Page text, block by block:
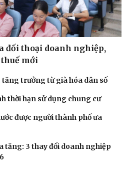
Câu chuyện thời sự
Đọc truyện đêm khuya
đối thoại doanh nghiệp,
mới
tăng trưởng từ già hóa dân số
thời hạn sử dụng chung cư
được người thành phố ưa
tăng: 3 thay đổi doanh nghiệp